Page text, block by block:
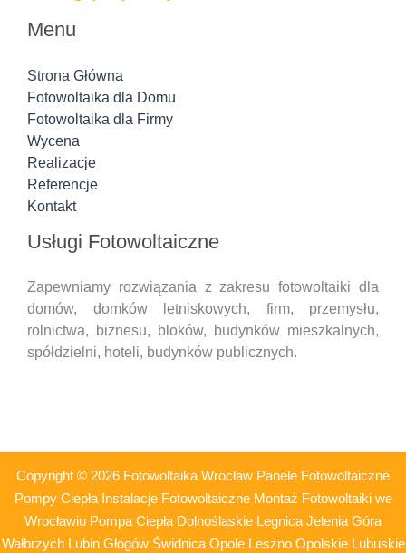
Menu
Strona Główna
Fotowoltaika dla Domu
Fotowoltaika dla Firmy
Wycena
Realizacje
Referencje
Kontakt
Usługi Fotowoltaiczne
Zapewniamy rozwiązania z zakresu fotowoltaiki dla
domów, domków letniskowych, firm, przemysłu,
rolnictwa, biznesu, bloków, budynków mieszkalnych,
spółdzielni, hoteli, budynków publicznych.
Copyright © 2026 Fotowoltaika Wrocław Panele Fotowoltaiczne
Pompy Ciepła Instalacje Fotowoltaiczne Montaż Fotowoltaiki we
Wrocławiu Pompa Ciepła Dolnośląskie Legnica Jelenia Góra
Wałbrzych Lubin Głogów Świdnica Opole Leszno Opolskie Lubuskie